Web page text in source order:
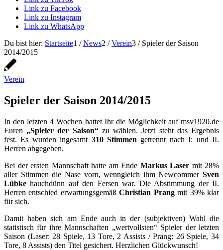
Link zu Facebook
Link zu Instagram
Link zu WhatsApp
Du bist hier: Startseite1 / News2 / Verein3 / Spieler der Saison
2014/2015
Verein
Spieler der Saison 2014/2015
In den letzten 4 Wochen hattet Ihr die Möglichkeit auf msv1920.de
Euren „Spieler der Saison“zu wählen. Jetzt steht das Ergebnis
fest. Es wurden ingesamt 310 Stimmen getrennt nach I: und II.
Herren abgegeben.
Bei der ersten Mannschaft hatte am Ende Markus Laser mit 28%
aller Stimmen die Nase vorn, wenngleich ihm Newcommer Sven
Lübke hauchdünn auf den Fersen war. Die Abstimmung der II.
Herren entschied erwartungsgemäßChristian Prangmit 39% klar
für sich.
Damit haben sich am Ende auch in der (subjektiven) Wahl die
statistisch für ihre Mannschaften „wertvollsten“ Spieler der letzten
Saison (Laser: 28 Spiele, 13 Tore, 2 Assists / Prang: 26 Spiele, 34
Tore, 8 Assists) den Titel gesichert. Herzlichen Glückwunsch!